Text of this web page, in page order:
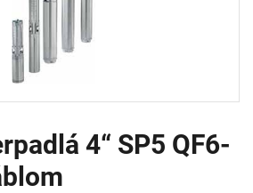
4“ SP5 QF6-